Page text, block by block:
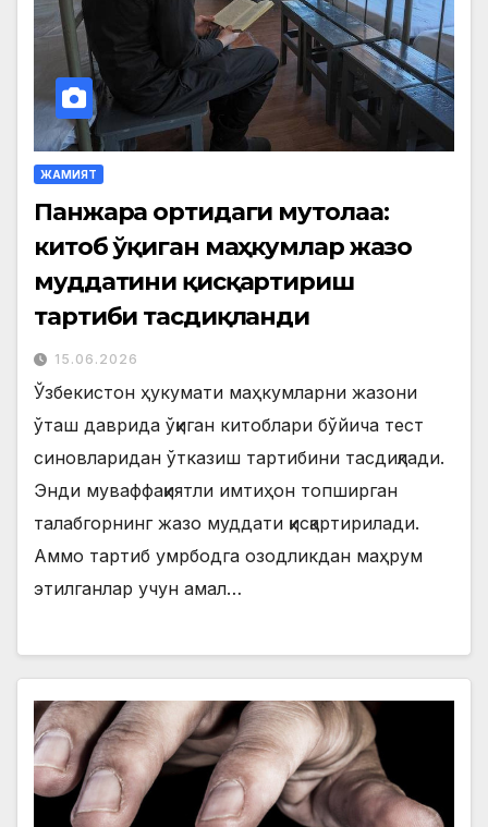
ЖАМИЯТ
Панжара ортидаги мутолаа:
китоб ўқиган маҳкумлар жазо
муддатини қисқартириш
тартиби тасдиқланди
15.06.2026
Ўзбекистон ҳукумати маҳкумларни жазони
ўташ даврида ўқиган китоблари бўйича тест
синовларидан ўтказиш тартибини тасдиқлади.
Энди муваффақиятли имтиҳон топширган
талабгорнинг жазо муддати қисқартирилади.
Аммо тартиб умрбодга озодликдан маҳрум
этилганлар учун амал…